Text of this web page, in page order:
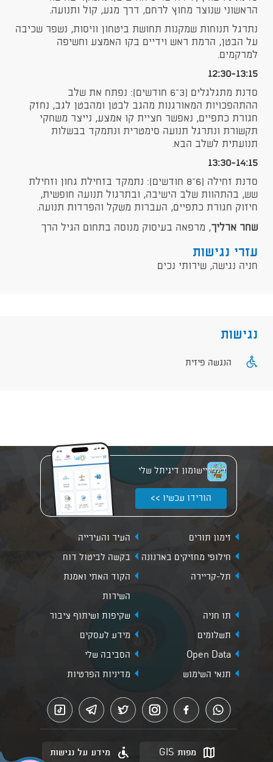
הראשוני שנוצר מחוץ לרחם, דרך מגע, קול ותנועה.
נתרגל תנוחות שמקנות תחושת ביטחון וויסות, נשפר שכיבה
על הבטן, הרמת ראש וידיים בקו האמצע וחשיפה
למרקמים.
12:30-13:15
סדנת מתגלגלים (3–6 חודשים): נפתח את שלב
ההתהפכויות המאורגנות מהגב לבטן ומהבטן לגב, נחזק
חגורת כתפיים, נאפשר חציית קו אמצע, נייצר משחקי
תקשורת ונתרגל תנועה סימטרית ונתמקד בבשלות
תנועתית לשלב הבא.
13:30-14:15
סדנת זחילה (6–8 חודשים): נתמקד בזחילת גחון וזחילת
שש, בהתהוות שלב הישיבה, ובתרגול תנועה חופשית,
חיזוק חגורת כתפיים, העברות משקל והפרדות תנועה.
שחר ארליך, מרפאה בעיסוק מנוסה בתחום הגיל הרך
עזרי נגישות
חניה נגישה, שירותי נכים
נגישות
הנגשה פיזית
יישומון דיגיתל שלי
הורידו עכשיו >>
זימון תורים
העיר והעירייה
חילופי מחזיקים בארנונה
בקשה לביטול דוח
תל-קריירה
הקוד האתי ואמנת
השירות
תו חניה
שקיפות ושיתוף ציבור
תשלומים
מידע לעסקים
Open Data
הסביבה שלי
תנאי השימוש
מדיניות הפרטיות
מפות GIS מידע על נגישות